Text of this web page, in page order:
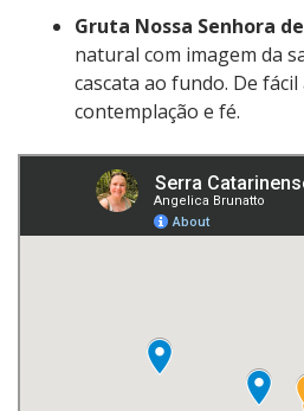
Gruta Nossa Senhora
natural com imagem da
cascata ao fundo. De
contemplação e fé.